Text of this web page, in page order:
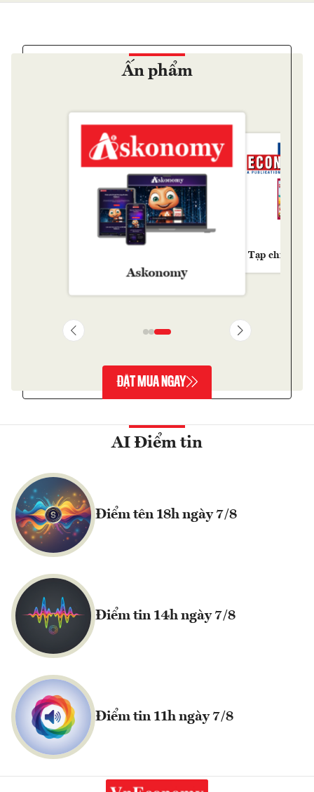
Ấn phẩm
Askonomy
Tạp chí Kinh
ĐẶT MUA NGAY
AI Điểm tin
Điểm tên 18h ngày 7/8
Điểm tin 14h ngày 7/8
Điểm tin 11h ngày 7/8